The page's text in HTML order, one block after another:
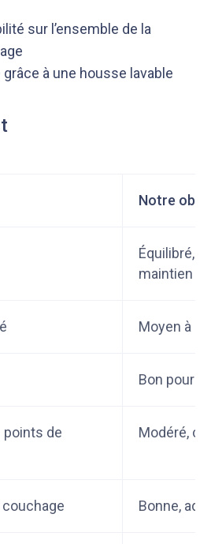
sur l’ensemble de la
à une housse lavable
Notre
Équilibré,
maintien
Moyen à
Bon pour
points de
Modéré,
Bonne,